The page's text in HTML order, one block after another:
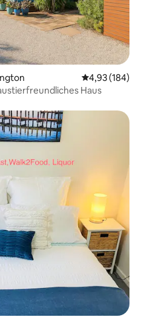
4,93 (184)
wirklich haustierfreundliches Haus